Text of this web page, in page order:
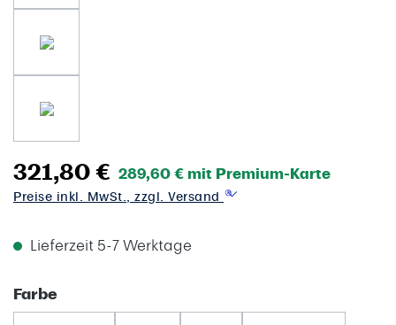
321,80 € 289,60 € mit Premium-Karte
Preise inkl. MwSt., zzgl. Versand
Lieferzeit 5-7 Werktage
Farbeauswählen